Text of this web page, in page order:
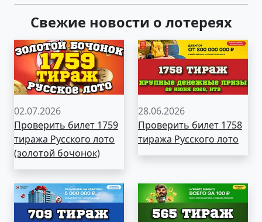
Свежие новости о лотереях
02.07.2026
Проверить билет 1759
тиража Русского лото
(золотой бочонок)
28.06.2026
Проверить билет 1758
тиража Русского лото